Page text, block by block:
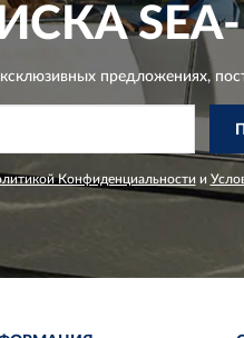
предложениях,
Конфиденциальности и